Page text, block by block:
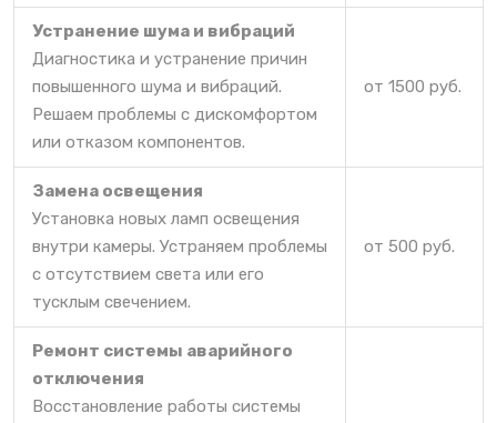
Устранение шума и вибраций
Диагностика и устранение причин
повышенного шума и вибраций.
Решаем проблемы с дискомфортом
или отказом компонентов.
от 1500 руб.
Замена освещения
Установка новых ламп освещения
внутри камеры. Устраняем проблемы
с отсутствием света или его
тусклым свечением.
от 500 руб.
Ремонт системы аварийного
отключения
Восстановление работы системы